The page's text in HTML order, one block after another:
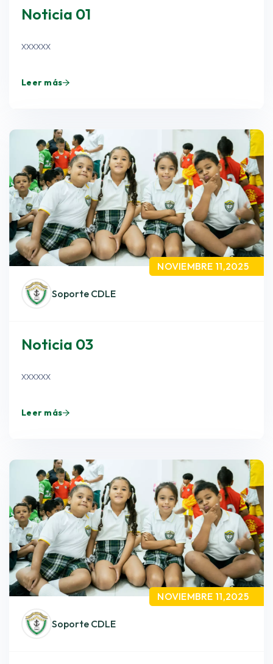
Noticia 01
xxxxxx
Leer más
Soporte CDLE
NOVIEMBRE 11,2025
Noticia 03
xxxxxx
Leer más
Soporte CDLE
NOVIEMBRE 11,2025